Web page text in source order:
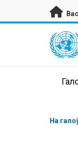
Да асноўнага зместу
UN
На